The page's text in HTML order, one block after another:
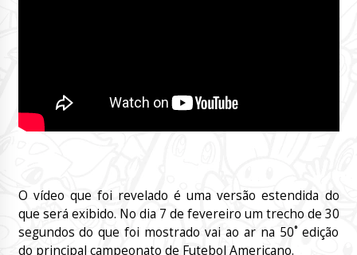
O vídeo que foi revelado é uma versão estendida do
que será exibido. No dia 7 de fevereiro um trecho de 30
segundos do que foi mostrado vai ao ar na 50˚ edição
do principal campeonato de Futebol Americano.